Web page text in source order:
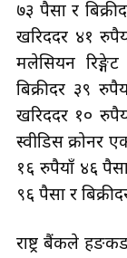
७३ पैसा र
खरिददर ४१
मलेसियन
बिक्रीदर ३९
खरिददर १०
स्वीडिस क्रोनर
१६ रुपैयाँ ४६
९६ पैसा र
राष्ट्र बैंकले